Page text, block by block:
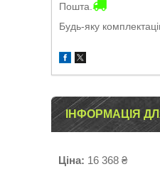
Пошта.
Будь-яку
ІНФОРМАЦІЯ
Ціна: 16 368 ₴